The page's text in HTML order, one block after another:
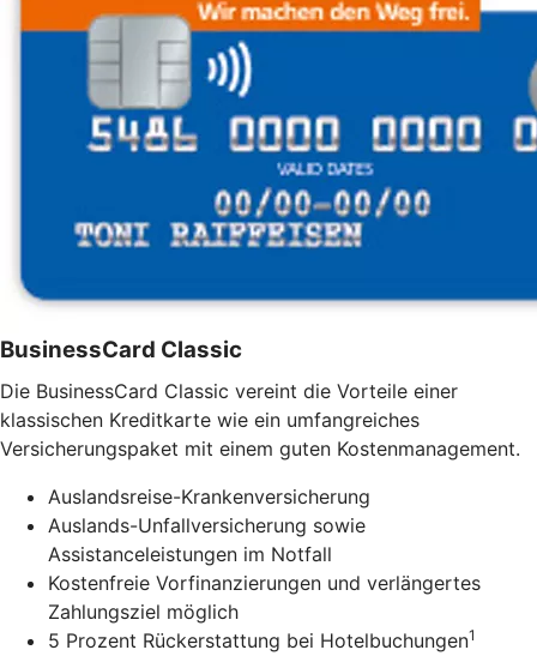
BusinessCard Classic
Die BusinessCard Classic vereint die Vorteile einer
klassischen Kreditkarte wie ein umfangreiches
Versicherungspaket mit einem guten Kostenmanagement.
Auslandsreise-Krankenversicherung
Auslands-Unfallversicherung sowie
Assistanceleistungen im Notfall
Kostenfreie Vorfinanzierungen und verlängertes
Zahlungsziel möglich
5 Prozent Rückerstattung bei Hotelbuchungen1